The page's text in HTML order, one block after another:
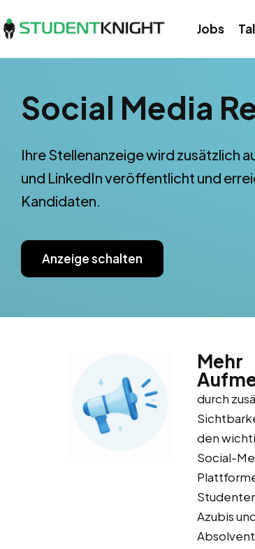
Jobs
Social Media
Ihre Stellenanzeige wird zusätzlich
und LinkedIn veröffentlicht und
Kandidaten.
Anzeige schalten
Mehr
durch
den
Social-
Azubis